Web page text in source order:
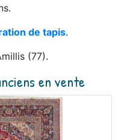
de tapis.
(77).
en vente